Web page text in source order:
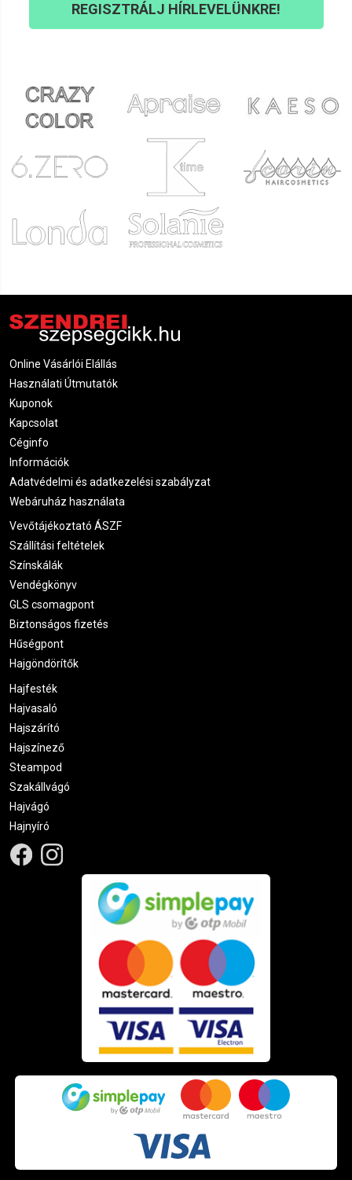
REGISZTRÁLJ HÍRLEVELÜNKRE!
Online Vásárlói Elállás
Használati Útmutatók
Kuponok
Kapcsolat
Céginfo
Információk
Adatvédelmi és adatkezelési szabályzat
Webáruház használata
Vevőtájékoztató ÁSZF
Szállítási feltételek
Színskálák
Vendégkönyv
GLS csomagpont
Biztonságos fizetés
Hűségpont
Hajgöndörítők
Hajfesték
Hajvasaló
Hajszárító
Hajszínező
Steampod
Szakállvágó
Hajvágó
Hajnyíró